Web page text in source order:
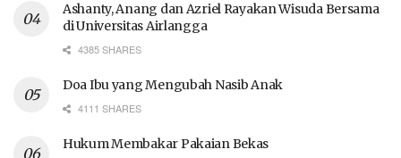
Ashanty, Anang dan Azriel Rayakan Wisuda Bersama
di Universitas Airlangga
4385 SHARES
Doa Ibu yang Mengubah Nasib Anak
4111 SHARES
Hukum Membakar Pakaian Bekas